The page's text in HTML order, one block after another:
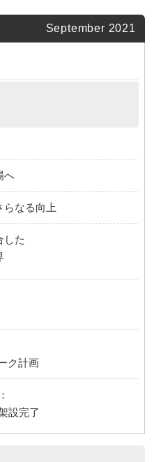
September 2021
へ
らなる向上
した
ク計画
設完了